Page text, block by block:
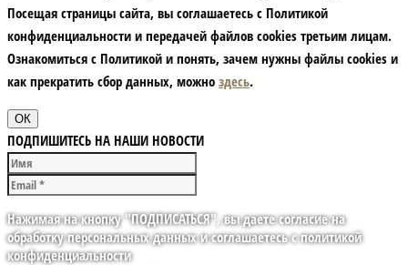
Посещая страницы сайта, вы соглашаетесь с Политикой
конфиденциальности и передачей файлов cookies третьим лицам.
Ознакомиться с Политикой и понять, зачем нужны файлы сookies и
как прекратить сбор данных, можно здесь.
ОК
ПОДПИШИТЕСЬ НА НАШИ НОВОСТИ
Нажимая на кнопку "ПОДПИСАТЬСЯ", вы даете согласие на
обработку персональных данных и соглашаетесь с политикой
конфиденциальности